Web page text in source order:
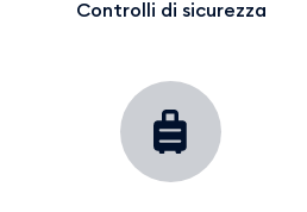
Controlli di sicurezza